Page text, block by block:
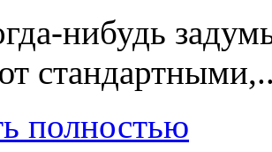
нибудь
полностью